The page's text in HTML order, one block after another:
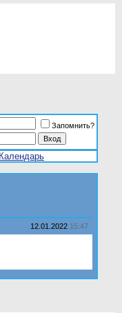
Запомнить?
Календарь
12.01.2022 15:47